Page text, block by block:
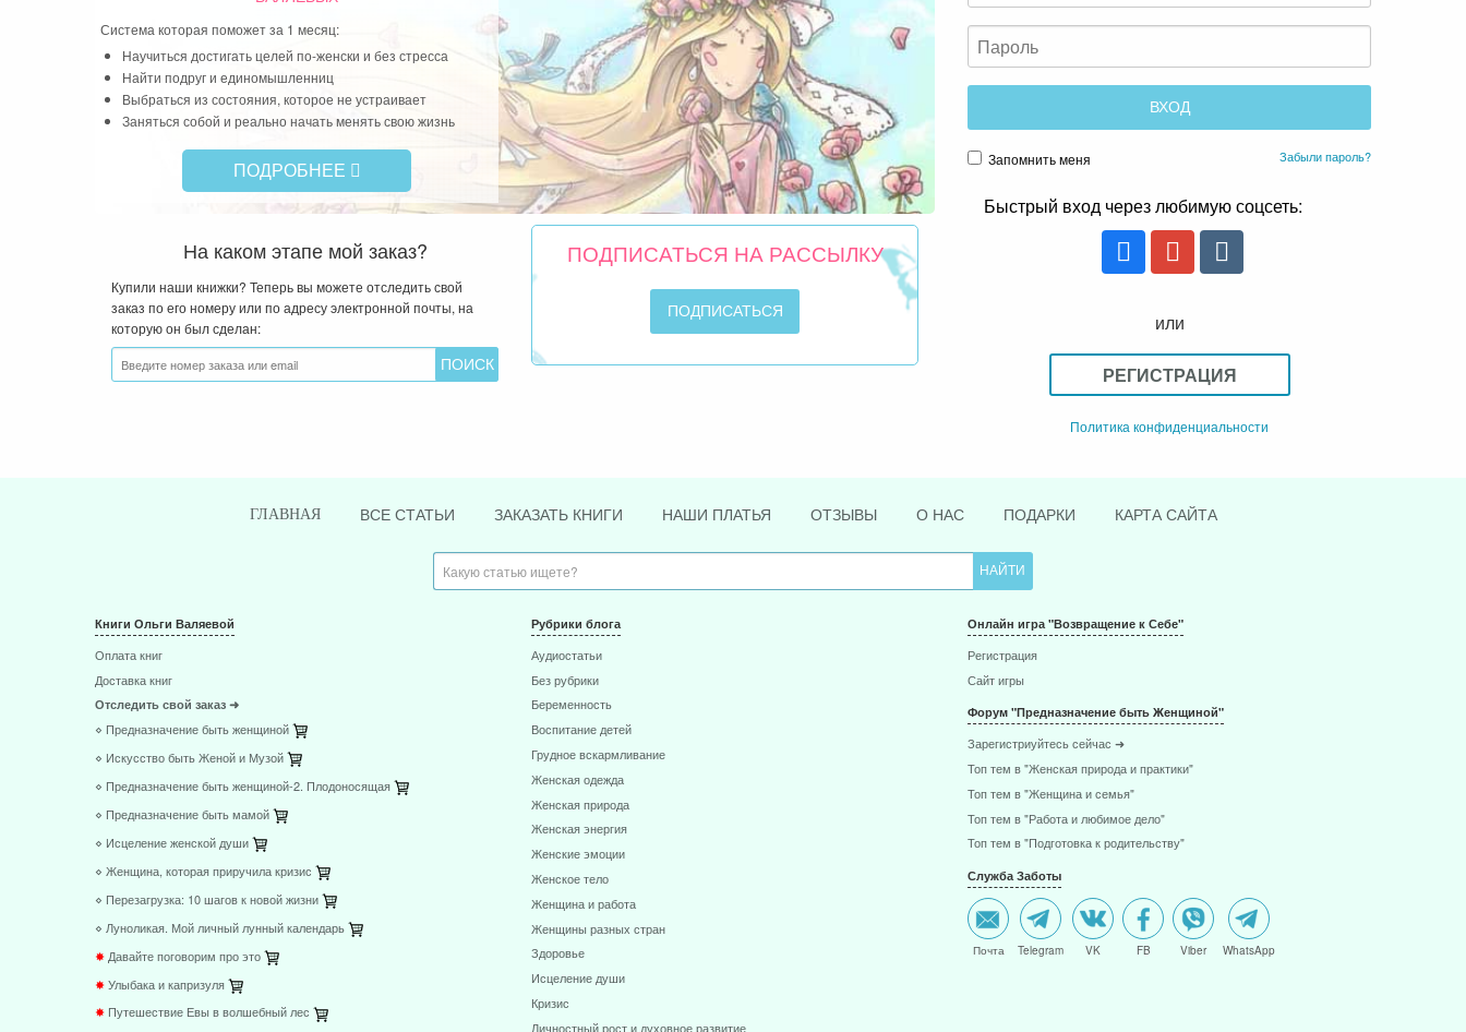
ВАЛЯЕВЫХ
Система которая поможет за 1 месяц:
Научиться достигать целей по-женски и без стресса
Найти подруг и единомышленниц
Выбраться из состояния, которое не устраивает
Заняться собой и реально начать менять свою жизнь
ПОДРОБНЕЕ
На каком этапе мой заказ?
Купили наши книжки? Теперь вы можете отследить свой
заказ по его номеру или по адресу электронной почты, на
которую он был сделан:
ПОДПИСАТЬСЯ НА РАССЫЛКУ
Быстрый вход через любимую соцсеть:
или
ВСЕ СТАТЬИ ЗАКАЗАТЬ КНИГИ НАШИ ПЛАТЬЯ ОТЗЫВЫ О НАС ПОДАРКИ
Книги Ольги Валяевой
Оплата книг
Доставка книг
Отследить свой заказ ➜
⋄ Предназначение быть женщиной
⋄ Искусство быть Женой и Музой
⋄ Предназначение быть женщиной-2. Плодоносящая
⋄ Предназначение быть мамой
⋄ Исцеление женской души
⋄ Женщина, которая приручила кризис
⋄ Перезагрузка: 10 шагов к новой жизни
⋄ Луноликая. Мой личный лунный календарь
✸Давайте поговорим про это
✸ Улыбака и капризуля
Рубрики блога
Аудиостатьи
Без рубрики
Беременность
Воспитание детей
Грудное вскармливание
Женская одежда
Женская природа
Женская энергия
Женские эмоции
Женское тело
Женщина и работа
Женщины разных стран
Здоровье
Исцеление души
Онлайн игра "Возвращение к Себе"
Регистрация
Сайт игры
Форум "Предназначение быть Женщиной"
Зарегистриуйтесь сейчас ➜
Топ тем в "Женская природа и практики"
Топ тем в "Женщина и семья"
Топ тем в "Работа и любимое дело"
Топ тем в "Подготовка к родительству"
Служба Заботы